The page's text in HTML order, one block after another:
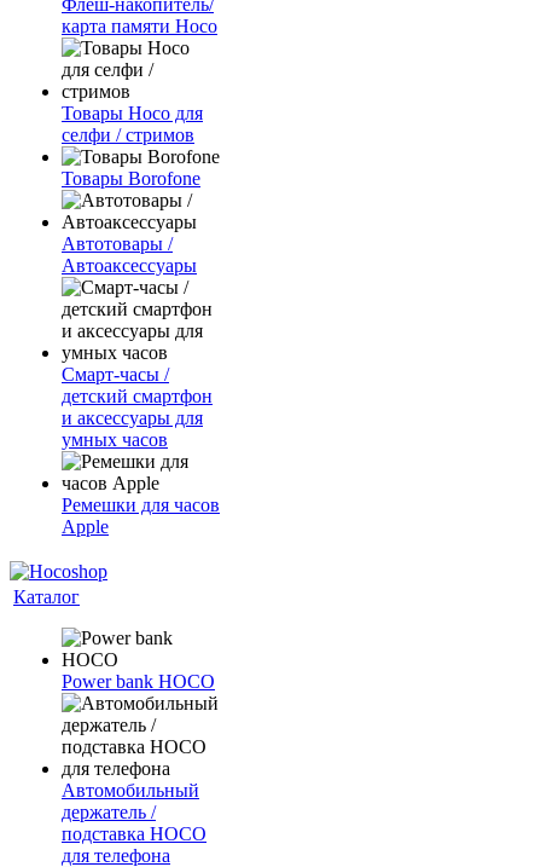
Флеш-накопитель/
карта памяти Hoco
Товары Hoco для
селфи / стримов
Товары Borofone
Автотовары /
Автоаксессуары
Смарт-часы /
детский смартфон
и аксессуары для
умных часов
Ремешки для часов
Apple
Каталог
Power bank HOCO
Автомобильный
держатель /
подставка HOCO
для телефона